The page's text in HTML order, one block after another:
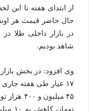
از ابتدای هفته تا
در بازار داخلی طلا
شاهد بودیم.
وی افزود: در بخش